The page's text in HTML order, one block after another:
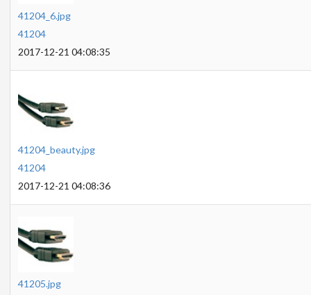
41204_6.jpg
41204
2017-12-21 04:08:35
41204_beauty.jpg
41204
2017-12-21 04:08:36
41205.jpg